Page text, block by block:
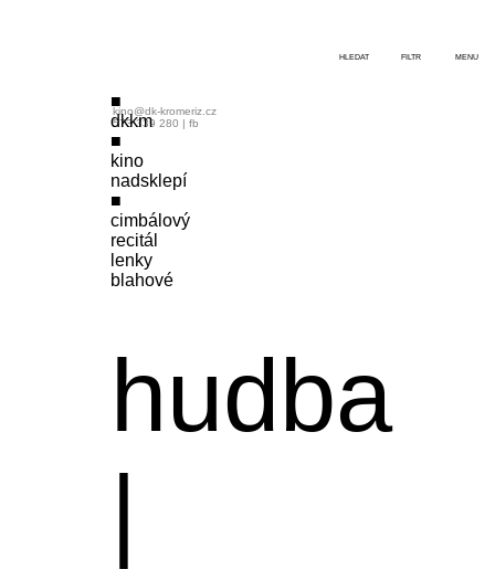
dkkm
kino
nadsklepí
cimbálový
recitál
lenky
blahové
hudba
|
kino@dk-kromeriz.cz
573 339 280 | fb
HLEDAT FILTR MENU